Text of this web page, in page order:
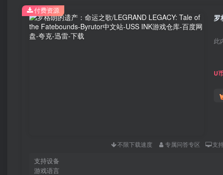
罗
此
U
不限下载速度 专属问答专区 支
支持设备
游戏语言
付费资源